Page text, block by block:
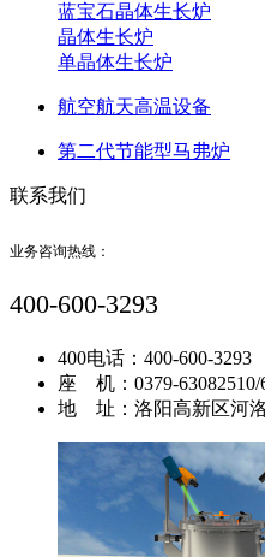
蓝宝石晶体生长炉
晶体生长炉
单晶体生长炉
航空航天高温设备
第二代节能型马弗炉
联系我们
业务咨询热线：
400-600-3293
400电话：400-600-3293
座 机：0379-63082510/
地 址：洛阳高新区河